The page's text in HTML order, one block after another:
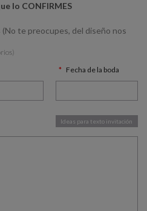
lo CONFIRMES
(No te preocupes, del diseño nos
Fecha de la boda
Ideas para texto invitación